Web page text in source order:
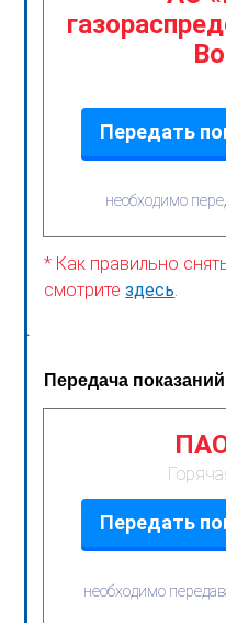
Передать
необходимо
* Как правильно
смотритездесь
Передача
Передать
необходимо